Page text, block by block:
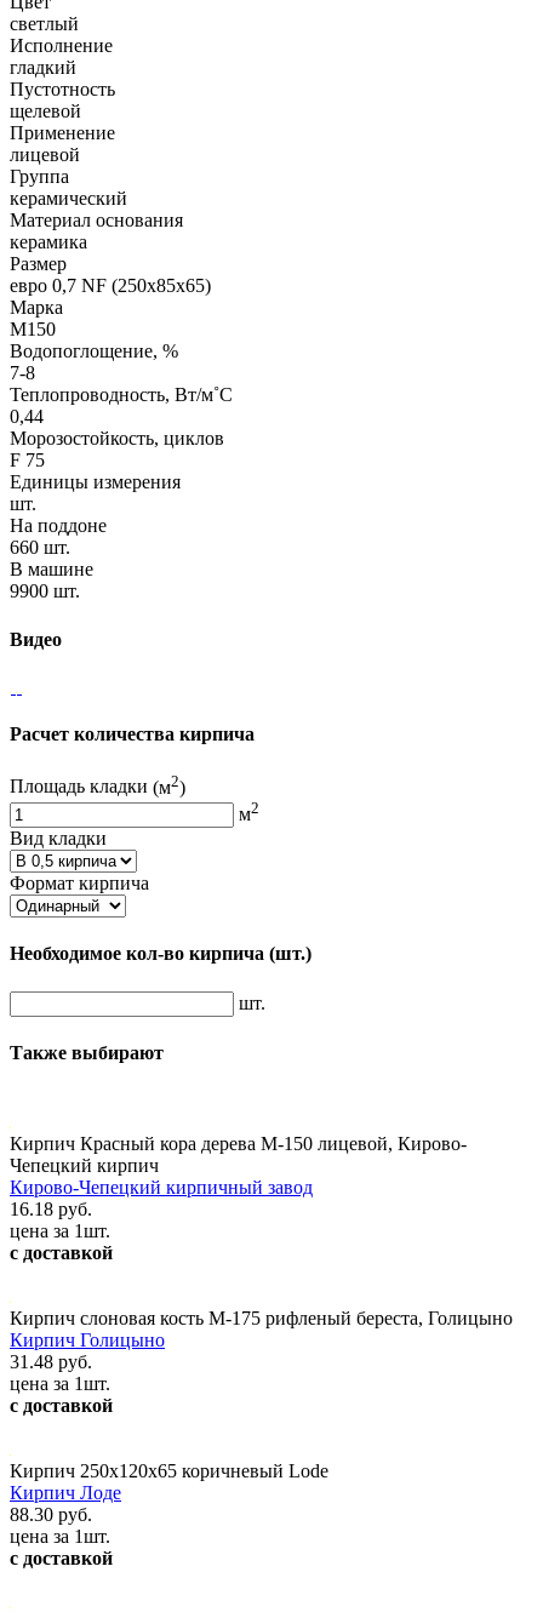
светлый
Исполнение
гладкий
Пустотность
щелевой
Применение
лицевой
Группа
керамический
Материал основания
керамика
Размер
евро 0,7 NF (250х85х65)
Марка
М150
Водопоглощение, %
7-8
Теплопроводность, Вт/м˚С
0,44
Морозостойкость, циклов
F 75
Единицы измерения
шт.
На поддоне
660 шт.
В машине
9900 шт.
Видео
Расчет количества кирпича
Площадь кладки (м2)
м2
Вид кладки
Формат кирпича
Необходимое кол-во кирпича (шт.)
шт.
Также выбирают
Кирпич Красный кора дерева М-150 лицевой, Кирово-
Чепецкий кирпич
Кирово-Чепецкий кирпичный завод
16.18 руб.
цена за 1шт.
с доставкой
Кирпич слоновая кость М-175 рифленый береста, Голицыно
Кирпич Голицыно
31.48 руб.
цена за 1шт.
с доставкой
Кирпич 250x120x65 коричневый Lode
Кирпич Лоде
88.30 руб.
цена за 1шт.
с доставкой